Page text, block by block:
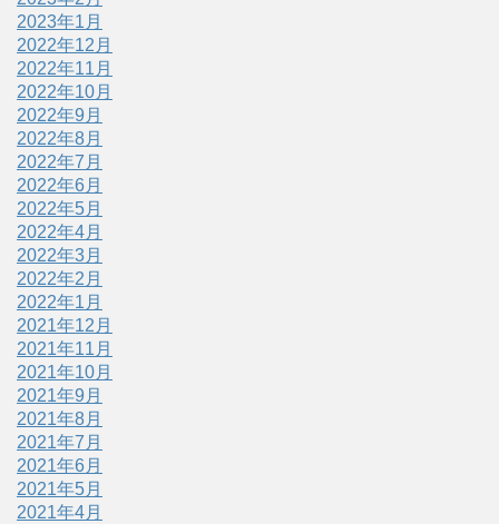
2023年1月
2022年12月
2022年11月
2022年10月
2022年9月
2022年8月
2022年7月
2022年6月
2022年5月
2022年4月
2022年3月
2022年2月
2022年1月
2021年12月
2021年11月
2021年10月
2021年9月
2021年8月
2021年7月
2021年6月
2021年5月
2021年4月